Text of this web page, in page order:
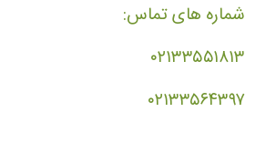
شماره های تماس:
۰۲۱۳۳۵۵۱۸۱۳
۰۲۱۳۳۵۶۴۳۹۷